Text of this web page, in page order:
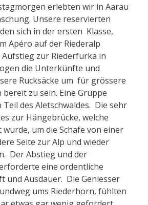
erlebten wir in Aarau
Unsere reservierten
sich in der ersten Klasse,
Apéro auf der Riederalp
zur Riederfurka in
die Unterkünfte und
Rucksäcke um für grössere
zu sein. Eine Gruppe
des Aletschwaldes. Die sehr
zur Hängebrücke, welche
um die Schafe von einer
Seite zur Alp und wieder
Der Abstieg und der
eine ordentliche
und Ausdauer. Die Geniesser
ums Riederhorn, fühlten